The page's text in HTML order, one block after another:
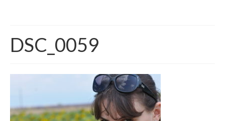
DSC_0059